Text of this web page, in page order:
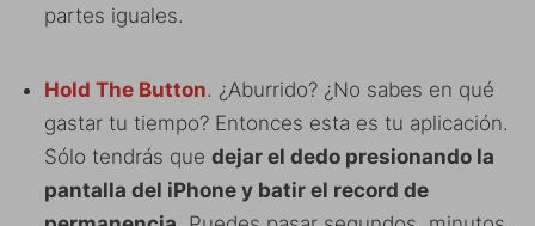
partes iguales.
Hold The Button. ¿Aburrido? ¿No sabes en qué
gastar tu tiempo? Entonces esta es tu aplicación.
Sólo tendrás que dejar el dedo presionando la
pantalla del iPhone y batir el record de